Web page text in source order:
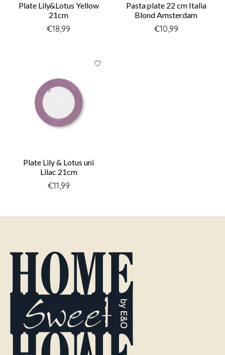
Plate Lily&Lotus Yellow
21cm
€18,99
Pasta plate 22 cm Italia
Blond Amsterdam
€10,99
Plate Lily & Lotus uni
Lilac 21cm
€11,99